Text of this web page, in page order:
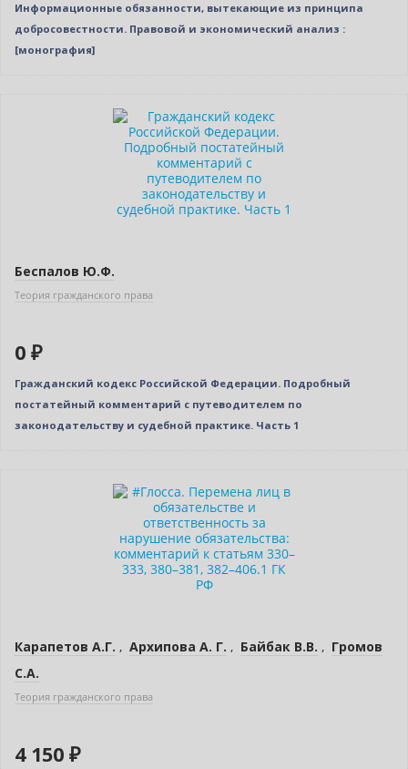
Информационные обязанности, вытекающие из принципа
добросовестности. Правовой и экономический анализ :
[монография]
Беспалов Ю.Ф.
Теория гражданского права
0 ₽
Гражданский кодекс Российской Федерации. Подробный
постатейный комментарий с путеводителем по
законодательству и судебной практике. Часть 1
Карапетов А.Г. , Архипова А. Г. , Байбак В.В. , Громов
С.А.
Теория гражданского права
4 150 ₽